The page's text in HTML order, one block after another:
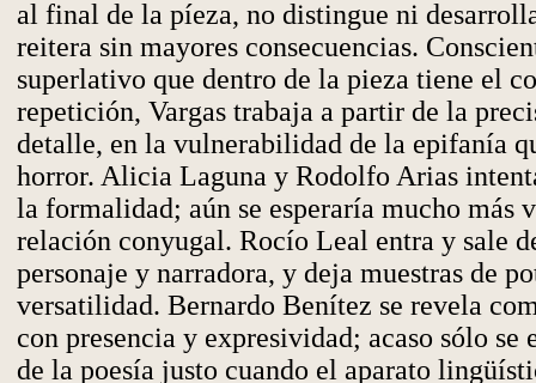
al final de la píeza, no distingue ni
reitera sin mayores consecuencias.
superlativo que dentro de la pieza tiene el
repetición, Vargas trabaja a partir de la
detalle, en la vulnerabilidad de la epifanía
horror. Alicia Laguna y Rodolfo Arias
la formalidad; aún se esperaría mucho más
relación conyugal. Rocío Leal entra y sale
personaje y narradora, y deja muestras de
versatilidad. Bernardo Benítez se revela
con presencia y expresividad; acaso sólo se
de la poesía justo cuando el aparato